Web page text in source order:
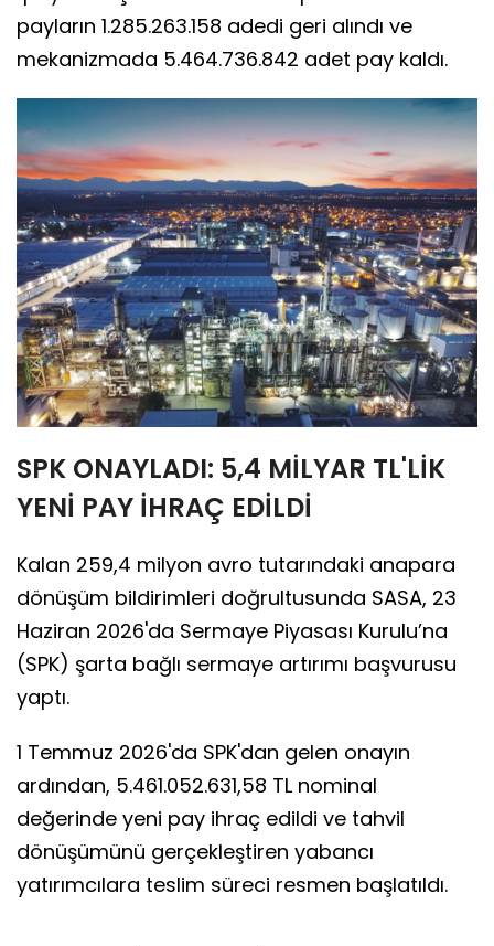
payların 1.285.263.158 adedi geri alındı ve
mekanizmada 5.464.736.842 adet pay kaldı.
SPK ONAYLADI: 5,4 MİLYAR TL'LİK
YENİ PAY İHRAÇ EDİLDİ
Kalan 259,4 milyon avro tutarındaki anapara
dönüşüm bildirimleri doğrultusunda SASA, 23
Haziran 2026'da Sermaye Piyasası Kurulu’na
(SPK) şarta bağlı sermaye artırımı başvurusu
yaptı.
1 Temmuz 2026'da SPK'dan gelen onayın
ardından, 5.461.052.631,58 TL nominal
değerinde yeni pay ihraç edildi ve tahvil
dönüşümünü gerçekleştiren yabancı
yatırımcılara teslim süreci resmen başlatıldı.